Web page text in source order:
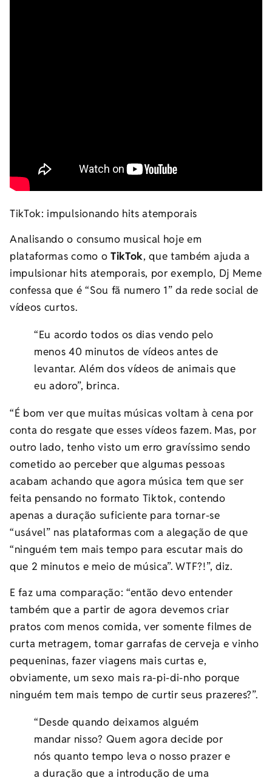
TikTok: impulsionando hits atemporais
Analisando o consumo musical hoje em
plataformas como o TikTok, que também ajuda a
impulsionar hits atemporais, por exemplo, Dj Meme
confessa que é “Sou fã numero 1” da rede social de
vídeos curtos.
“Eu acordo todos os dias vendo pelo
menos 40 minutos de vídeos antes de
levantar. Além dos vídeos de animais que
eu adoro”, brinca.
“É bom ver que muitas músicas voltam à cena por
conta do resgate que esses vídeos fazem. Mas, por
outro lado, tenho visto um erro gravíssimo sendo
cometido ao perceber que algumas pessoas
acabam achando que agora música tem que ser
feita pensando no formato Tiktok, contendo
apenas a duração suficiente para tornar-se
“usável” nas plataformas com a alegação de que
“ninguém tem mais tempo para escutar mais do
que 2 minutos e meio de música”. WTF?!”, diz.
E faz uma comparação: “então devo entender
também que a partir de agora devemos criar
pratos com menos comida, ver somente filmes de
curta metragem, tomar garrafas de cerveja e vinho
pequeninas, fazer viagens mais curtas e,
obviamente, um sexo mais ra-pi-di-nho porque
ninguém tem mais tempo de curtir seus prazeres?”.
“Desde quando deixamos alguém
mandar nisso? Quem agora decide por
nós quanto tempo leva o nosso prazer e
a duração que a introdução de uma